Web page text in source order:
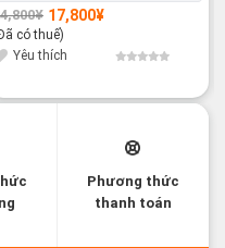
¥ 17,800¥
17,800¥.
có thuế)
Yêu thích
Phương thức
thanh toán